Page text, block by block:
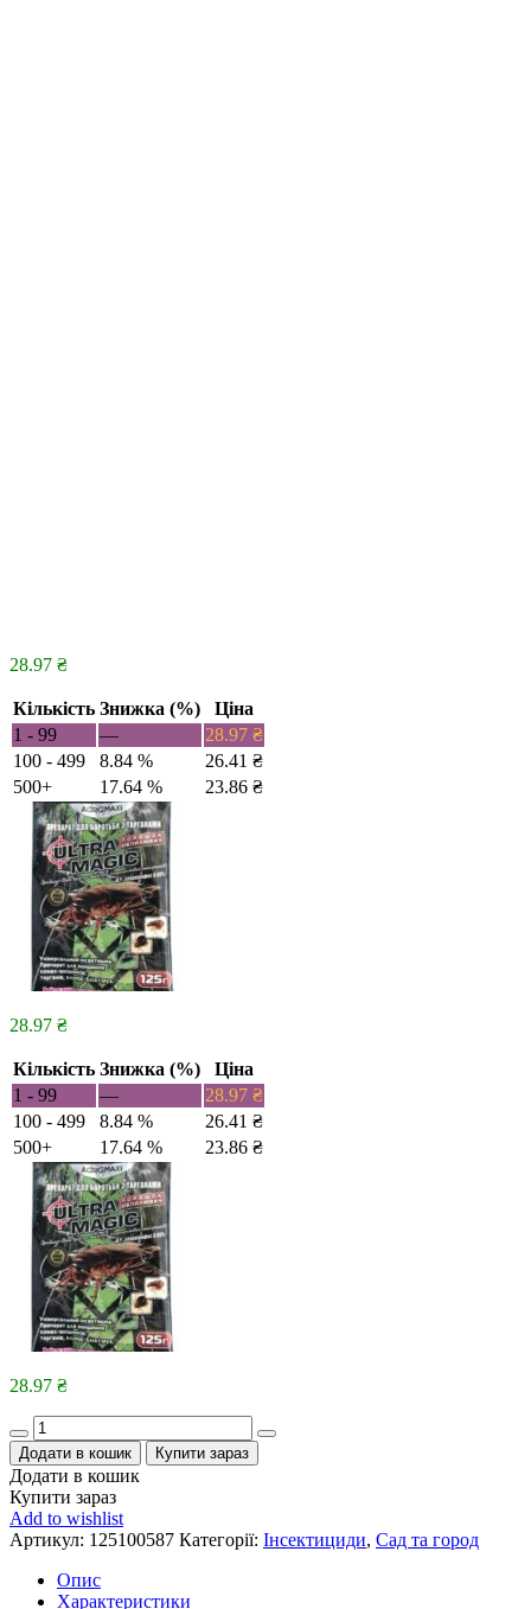
28.97 ₴
Кількість Знижка (%)
Ціна
1 - 99
— 28.97 ₴
100 - 499
8.84 % 26.41 ₴
500+
17.64 % 23.86 ₴
28.97 ₴
Кількість Знижка (%)
Ціна
1 - 99
— 28.97 ₴
100 - 499
8.84 % 26.41 ₴
500+
17.64 % 23.86 ₴
28.97 ₴
Quantity
Додати в кошик Купити зараз
Додати в кошик
Купити зараз
Add to wishlist
Артикул: 125100587 Категорії: Інсектициди, Сад та город
Опис
Характеристики